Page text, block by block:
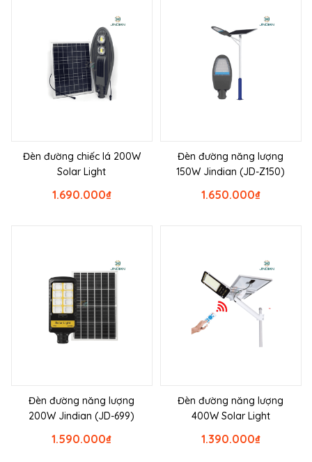
Đèn đường chiếc lá 200W
Solar Light
₫
1.690.000
Đèn đường năng lượng
150W Jindian (JD-Z150)
₫
1.650.000
Đèn đường năng lượng
200W Jindian (JD-699)
₫
1.590.000
Đèn đường năng lượng
400W Solar Light
₫
1.390.000